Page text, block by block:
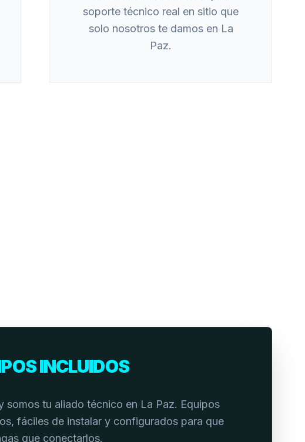
soporte técnico real en sitio que
solo nosotros te damos en La
Paz.
INCLUIDOS
somos tu aliado técnico en La Paz. Equipos
fáciles de instalar y configurados para que
que conectarlos.